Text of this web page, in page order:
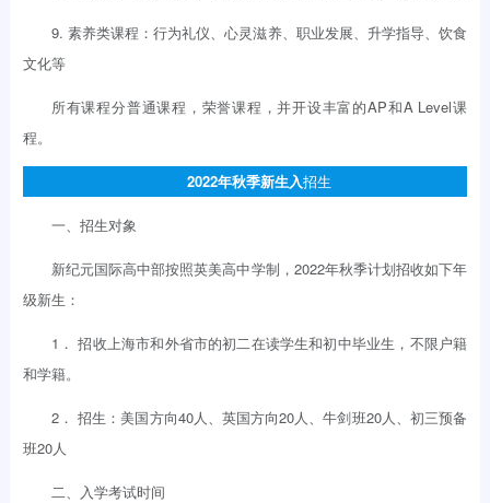
9. 素养类课程：行为礼仪、心灵滋养、职业发展、升学指导、饮食
文化等
所有课程分普通课程，荣誉课程，并开设丰富的AP和A Level课
程。
2022年秋季新生入招生
一、招生对象
新纪元国际高中部按照英美高中学制，2022年秋季计划招收如下年
级新生：
1． 招收上海市和外省市的初二在读学生和初中毕业生，不限户籍
和学籍。
2． 招生：美国方向40人、英国方向20人、牛剑班20人、初三预备
班20人
二、入学考试时间